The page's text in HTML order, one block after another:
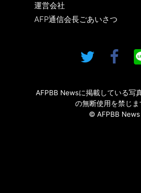
運営会社
AFP通信会長ごあいさつ
AFPBB Newsに掲載している写
の無断使用を禁じま
© AFPBB News